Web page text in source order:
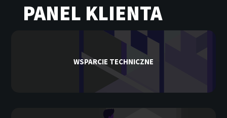
PANEL KLIENTA
WSPARCIE TECHNICZNE